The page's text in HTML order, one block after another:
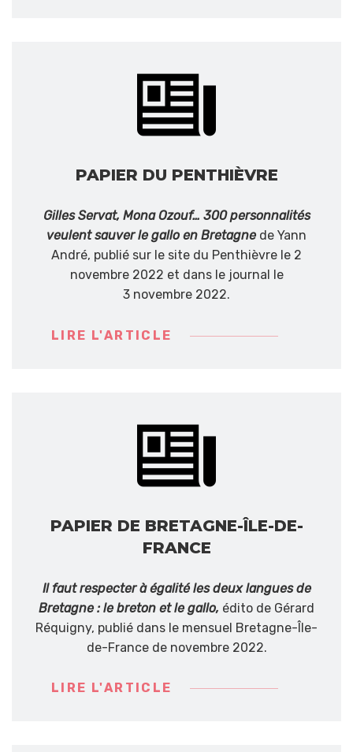
PAPIER DU PENTHIÈVRE
Gilles Servat, Mona Ozouf… 300 personnalités
veulent sauver le gallo en Bretagne de Yann
André, publié sur le site du Penthièvre le 2
novembre 2022 et dans le journal le
3 novembre 2022.
LIRE L'ARTICLE
PAPIER DE BRETAGNE-ÎLE-DE-
FRANCE
Il faut respecter à égalité les deux langues de
Bretagne : le breton et le gallo, édito de Gérard
Réquigny, publié dans le mensuel Bretagne-Île-
de-France de novembre 2022.
LIRE L'ARTICLE